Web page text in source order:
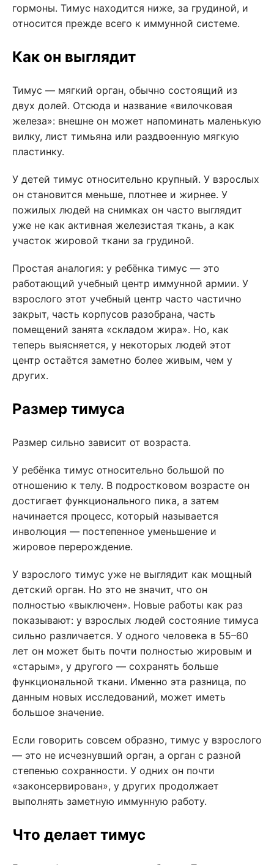
гормоны. Тимус находится ниже, за грудиной, и
относится прежде всего к иммунной системе.
Как он выглядит
Тимус — мягкий орган, обычно состоящий из
двух долей. Отсюда и название «вилочковая
железа»: внешне он может напоминать маленькую
вилку, лист тимьяна или раздвоенную мягкую
пластинку.
У детей тимус относительно крупный. У взрослых
он становится меньше, плотнее и жирнее. У
пожилых людей на снимках он часто выглядит
уже не как активная железистая ткань, а как
участок жировой ткани за грудиной.
Простая аналогия: у ребёнка тимус — это
работающий учебный центр иммунной армии. У
взрослого этот учебный центр часто частично
закрыт, часть корпусов разобрана, часть
помещений занята «складом жира». Но, как
теперь выясняется, у некоторых людей этот
центр остаётся заметно более живым, чем у
других.
Размер тимуса
Размер сильно зависит от возраста.
У ребёнка тимус относительно большой по
отношению к телу. В подростковом возрасте он
достигает функционального пика, а затем
начинается процесс, который называется
инволюция — постепенное уменьшение и
жировое перерождение.
У взрослого тимус уже не выглядит как мощный
детский орган. Но это не значит, что он
полностью «выключен». Новые работы как раз
показывают: у взрослых людей состояние тимуса
сильно различается. У одного человека в 55–60
лет он может быть почти полностью жировым и
«старым», у другого — сохранять больше
функциональной ткани. Именно эта разница, по
данным новых исследований, может иметь
большое значение.
Если говорить совсем образно, тимус у взрослого
— это не исчезнувший орган, а орган с разной
степенью сохранности. У одних он почти
«законсервирован», у других продолжает
выполнять заметную иммунную работу.
Что делает тимус